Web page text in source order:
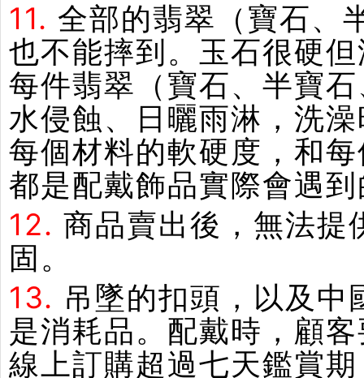
11. 全部的翡翠（寶石、
也不能摔到。玉石很硬
每件翡翠（寶石、半寶
水侵蝕、日曬雨淋，洗
每個材料的軟硬度，和
都是配戴飾品實際會遇
12. 商品賣出後，無法提
固。
13. 吊墜的扣頭，以及
是消耗品。配戴時，顧
線上訂購超過七天鑑賞